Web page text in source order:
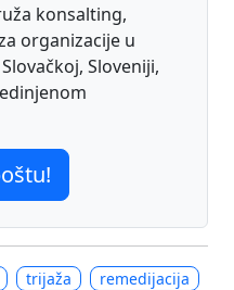
konsalting,
organizacije u
Sloveniji,
trijaža
remedijacija